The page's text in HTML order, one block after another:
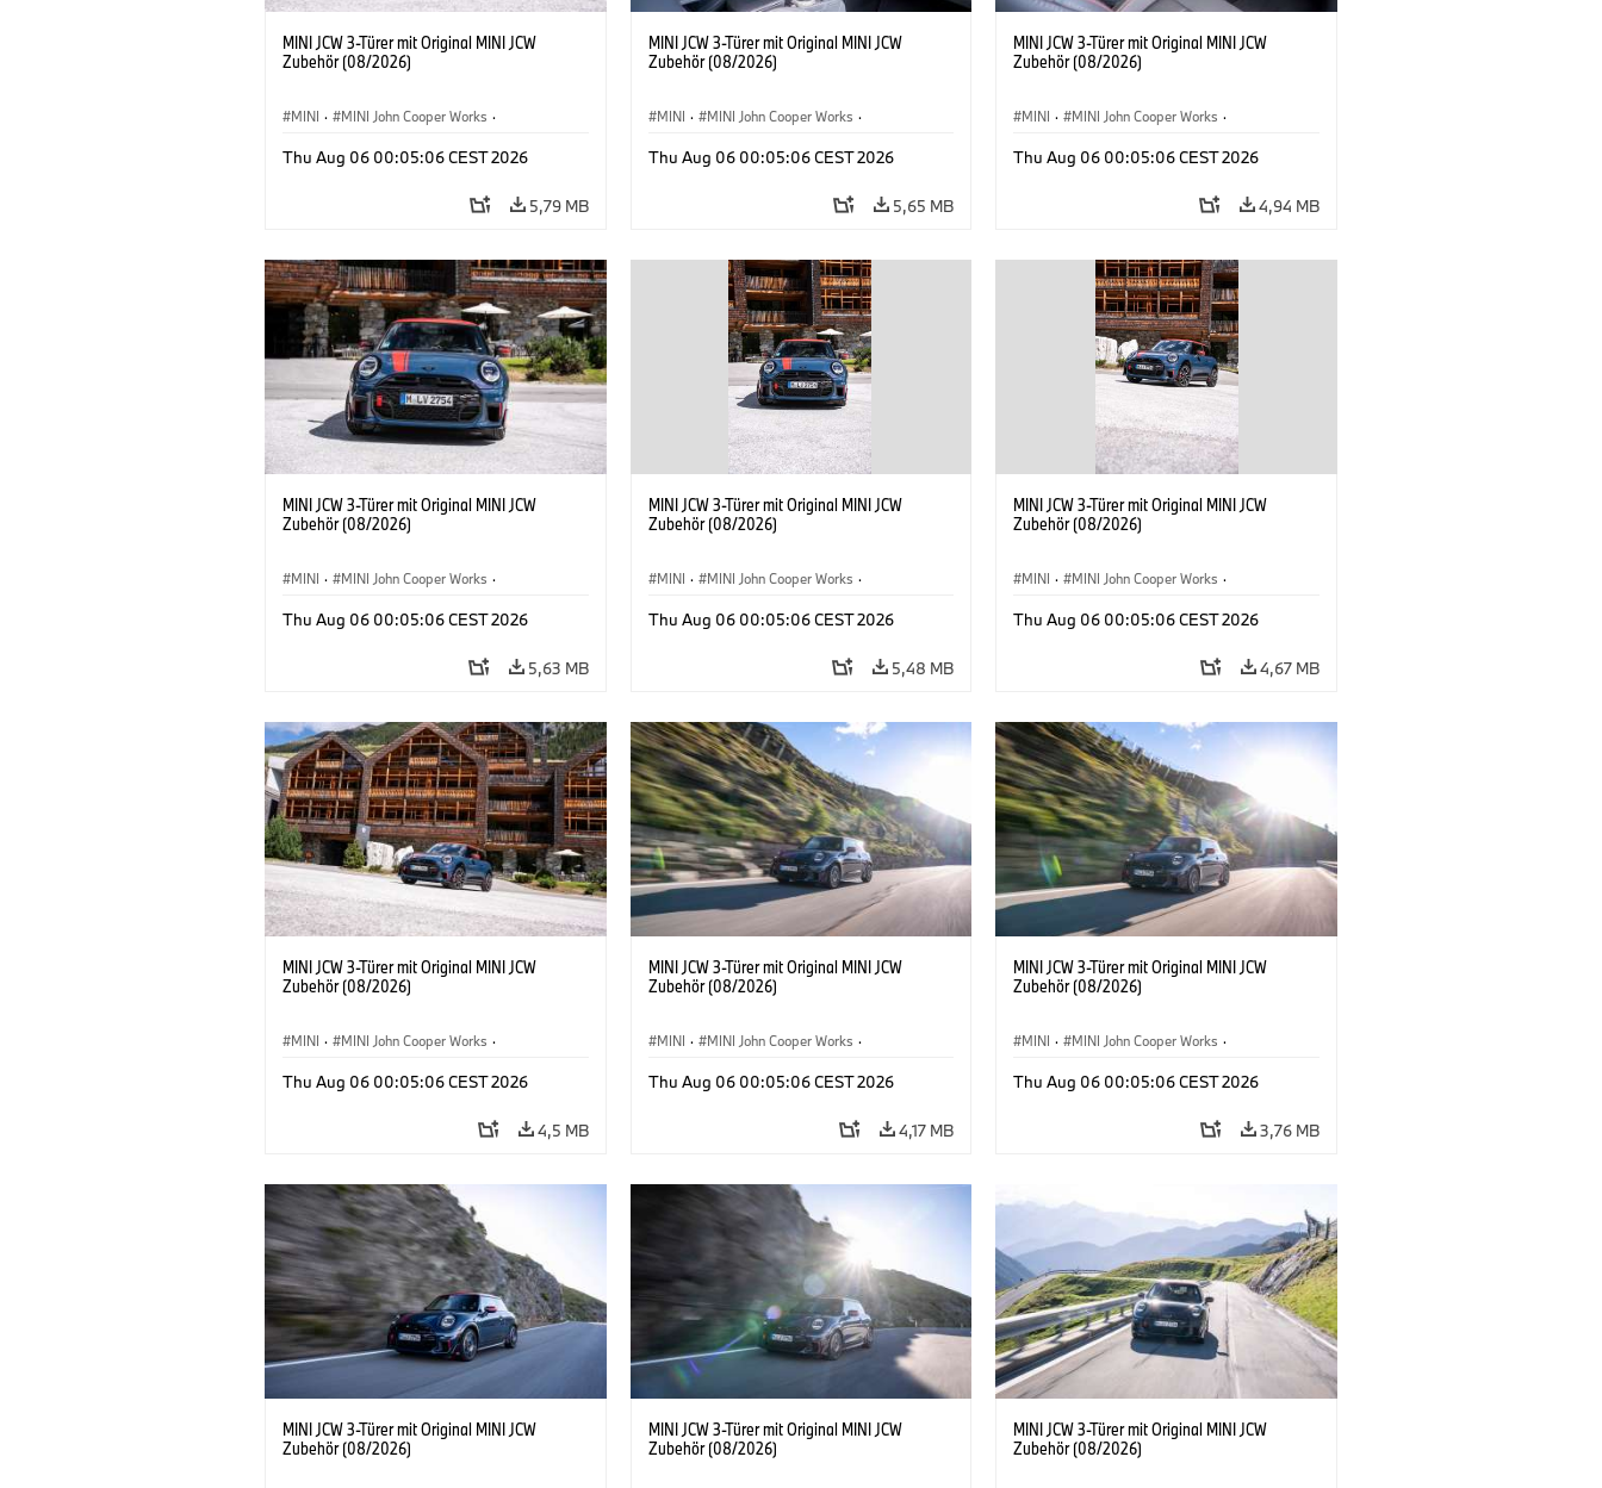
MINI JCW 3-Türer mit Original MINI JCW
Zubehör (08/2026)
MINI · MINI John Cooper Works ·
Sonderausstattungen, Zubehör
Thu Aug 06 00:05:06 CEST 2026
5,79 MB
MINI JCW 3-Türer mit Original MINI JCW
Zubehör (08/2026)
MINI · MINI John Cooper Works ·
Sonderausstattungen, Zubehör
Thu Aug 06 00:05:06 CEST 2026
5,65 MB
MINI JCW 3-Türer mit Original MINI JCW
Zubehör (08/2026)
MINI · MINI John Cooper Works ·
Sonderausstattungen, Zubehör
Thu Aug 06 00:05:06 CEST 2026
4,94 MB
MINI JCW 3-Türer mit Original MINI JCW
Zubehör (08/2026)
MINI · MINI John Cooper Works ·
Sonderausstattungen, Zubehör
Thu Aug 06 00:05:06 CEST 2026
5,63 MB
MINI JCW 3-Türer mit Original MINI JCW
Zubehör (08/2026)
MINI · MINI John Cooper Works ·
Sonderausstattungen, Zubehör
Thu Aug 06 00:05:06 CEST 2026
5,48 MB
MINI JCW 3-Türer mit Original MINI JCW
Zubehör (08/2026)
MINI · MINI John Cooper Works ·
Sonderausstattungen, Zubehör
Thu Aug 06 00:05:06 CEST 2026
4,67 MB
MINI JCW 3-Türer mit Original MINI JCW
Zubehör (08/2026)
MINI · MINI John Cooper Works ·
Sonderausstattungen, Zubehör
Thu Aug 06 00:05:06 CEST 2026
4,5 MB
MINI JCW 3-Türer mit Original MINI JCW
Zubehör (08/2026)
MINI · MINI John Cooper Works ·
Sonderausstattungen, Zubehör
Thu Aug 06 00:05:06 CEST 2026
4,17 MB
MINI JCW 3-Türer mit Original MINI JCW
Zubehör (08/2026)
MINI · MINI John Cooper Works ·
Sonderausstattungen, Zubehör
Thu Aug 06 00:05:06 CEST 2026
3,76 MB
MINI JCW 3-Türer mit Original MINI JCW
Zubehör (08/2026)
MINI JCW 3-Türer mit Original MINI JCW
Zubehör (08/2026)
MINI JCW 3-Türer mit Original MINI JCW
Zubehör (08/2026)